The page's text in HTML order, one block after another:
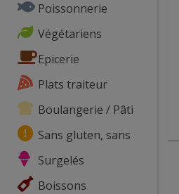
Poissonnerie
Végétariens
Epicerie
Plats traiteur
Boulangerie / Pâtisserie
Sans gluten, sans lactose, ...
Surgelés
Boissons